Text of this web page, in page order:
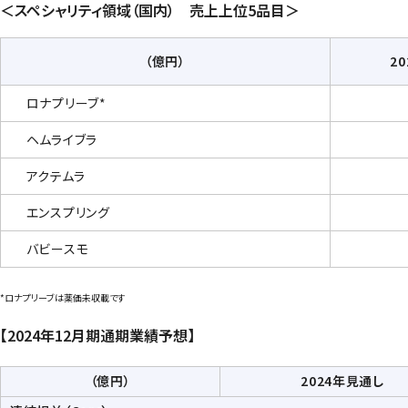
＜スペシャリティ領域（国内） 売上上位5品目＞
（億円）
ロナプリーブ*
ヘムライブラ
アクテムラ
エンスプリング
バビースモ
*ロナプリーブは薬価未収載です
【2024年12月期通期業績予想】
（億円）
2024年見通し